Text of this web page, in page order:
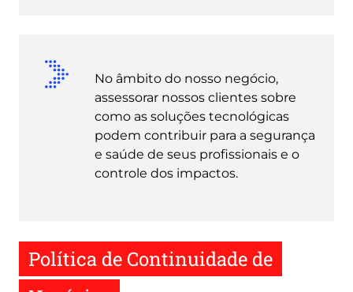
No âmbito do nosso negócio,
assessorar nossos clientes sobre
como as soluções tecnológicas
podem contribuir para a segurança
e saúde de seus profissionais e o
controle dos impactos.
Política de Continuidade de